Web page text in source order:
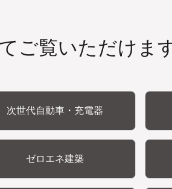
ご覧いただけま
次世代自動車・充電器
ゼロエネ建築